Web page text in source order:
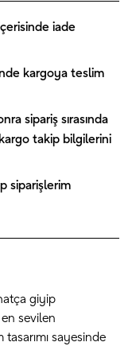
iade
kargoya teslim
sipariş sırasında
takip bilgilerini
siparişlerim
giyip
sevilen
sayesinde